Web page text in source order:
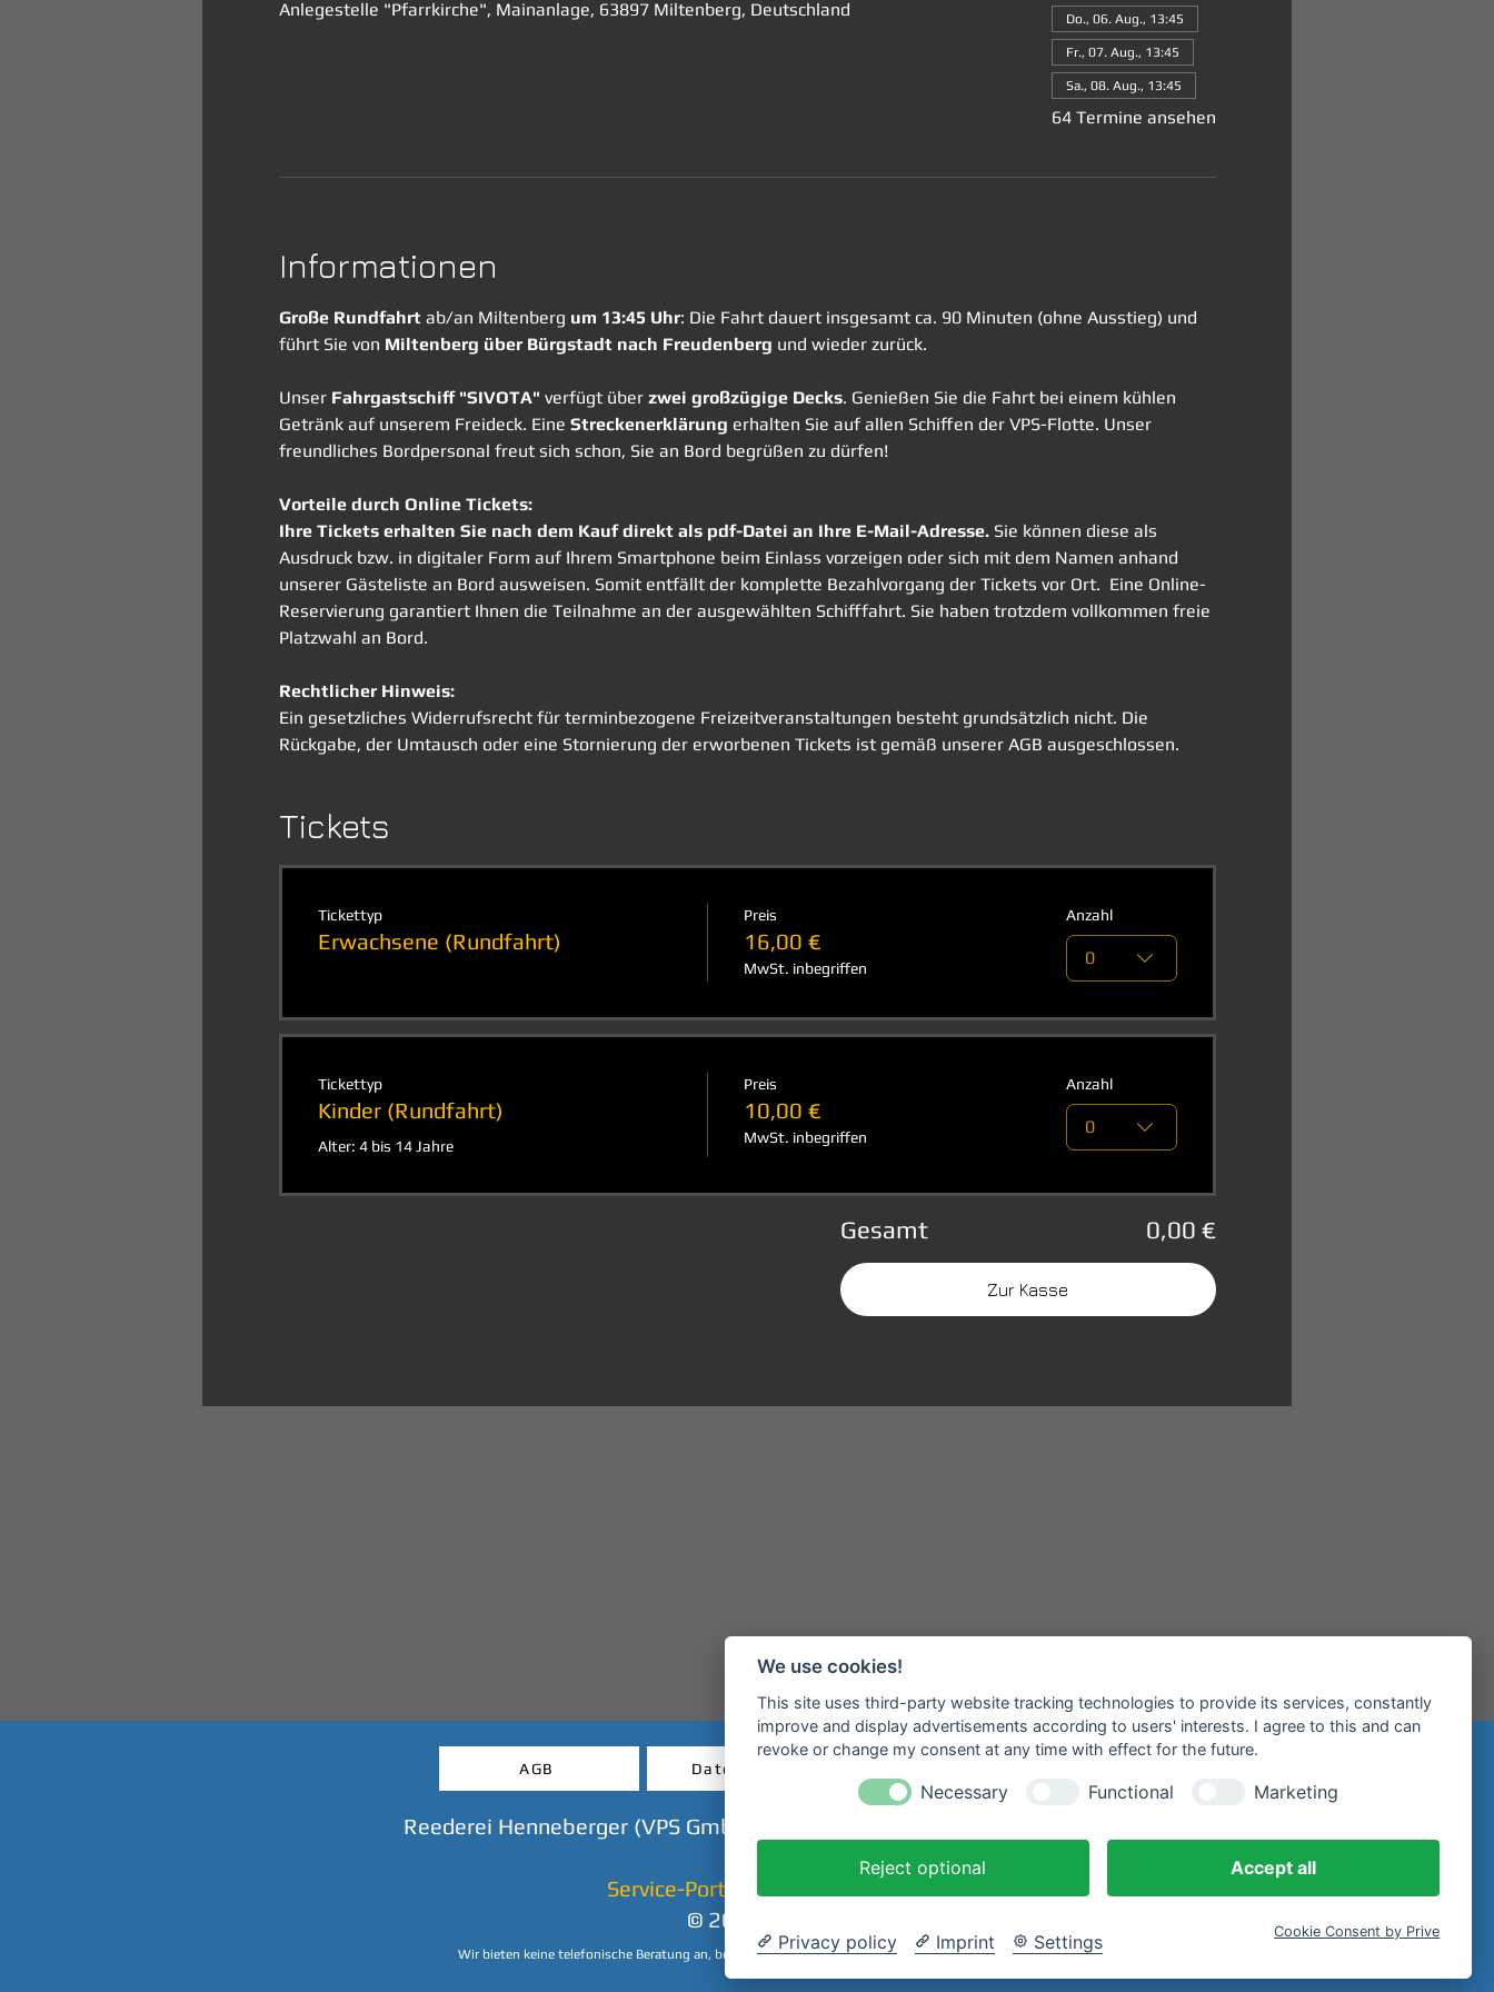
Anlegestelle "Pfarrkirche", Mainanlage, 63897 Miltenberg, Deutschland Do., 06. Aug., 13:45
Fr., 07. Aug., 13:45
Sa., 08. Aug., 13:45
64 Termine ansehen
Informationen
Große Rundfahrt ab/an Miltenberg um 13:45 Uhr: Die Fahrt dauert insgesamt ca. 90 Minuten (ohne Ausstieg) und
führt Sie von Miltenberg über Bürgstadt nach Freudenberg und wieder zurück.
Unser Fahrgastschiff "SIVOTA" verfügt über zwei großzügige Decks. Genießen Sie die Fahrt bei einem kühlen
Getränk auf unserem Freideck. Eine Streckenerklärung erhalten Sie auf allen Schiffen der VPS-Flotte. Unser
freundliches Bordpersonal freut sich schon, Sie an Bord begrüßen zu dürfen!
Vorteile durch Online Tickets:
Ihre Tickets erhalten Sie nach dem Kauf direkt als pdf-Datei an Ihre E-Mail-Adresse. Sie können diese als
Ausdruck bzw. in digitaler Form auf Ihrem Smartphone beim Einlass vorzeigen oder sich mit dem Namen anhand
unserer Gästeliste an Bord ausweisen. Somit entfällt der komplette Bezahlvorgang der Tickets vor Ort.  Eine Online-
Reservierung garantiert Ihnen die Teilnahme an der ausgewählten Schifffahrt. Sie haben trotzdem vollkommen freie
Platzwahl an Bord.
Rechtlicher Hinweis:
Ein gesetzliches Widerrufsrecht für terminbezogene Freizeitveranstaltungen besteht grundsätzlich nicht. Die
Rückgabe, der Umtausch oder eine Stornierung der erworbenen Tickets ist gemäß unserer AGB ausgeschlossen.
Tickets
Tickettyp
Erwachsene (Rundfahrt)
Preis
16,00 €
MwSt. inbegriffen
Anzahl
0
Tickettyp
Kinder (Rundfahrt)
Alter: 4 bis 14 Jahre
Preis
10,00 €
MwSt. inbegriffen
Anzahl
0
Gesamt 0,00 €
Zur Kasse
Reederei Henneberger (VPS GmbH) - Mainanlage - 63897 Miltenberg
Service-Portal & Ticket-Shop
© 2023 CHP
Wir bieten keine telefonische Beratung an, beantworten Ihre Anfragen aber sehr gerne per E-Mail.
AGB Datenschutz
We use cookies!
This site uses third-party website tracking technologies to provide its services, constantly
improve and display advertisements according to users' interests. I agree to this and can
revoke or change my consent at any time with effect for the future.
Necessary Functional Marketing
Reject optional Accept all
Privacy policy Imprint Settings Cookie Consent by Prive